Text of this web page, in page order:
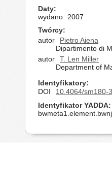
Daty
wydano
2007
Twórcy
autor
Pietro Aiena
Dipartimento di
autor
T. Len Miller
Department of
Identyfikatory
DOI
10.4064/sm180-
Identyfikator YADDA